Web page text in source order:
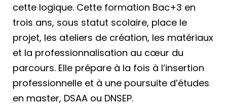
cette logique. Cette formation Bac+3 en
trois ans, sous statut scolaire, place le
projet, les ateliers de création, les matériaux
et la professionnalisation au cœur du
parcours. Elle prépare à la fois à l’insertion
professionnelle et à une poursuite d’études
en master, DSAA ou DNSEP.